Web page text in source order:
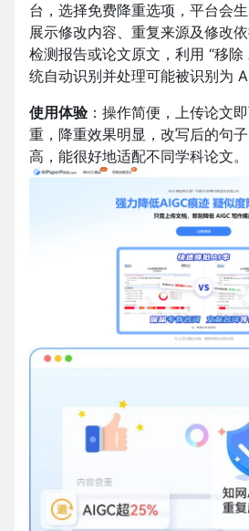
台，选择免费降重选项，平台会
展示修改内容、重复来源及修改
检测报告或论文原文，利用 “移
统自动识别并处理可能被识别为
使用体验：操作简便，上传论文
重，降重效果明显，改写后的句
高，能很好地适配不同学科论文。